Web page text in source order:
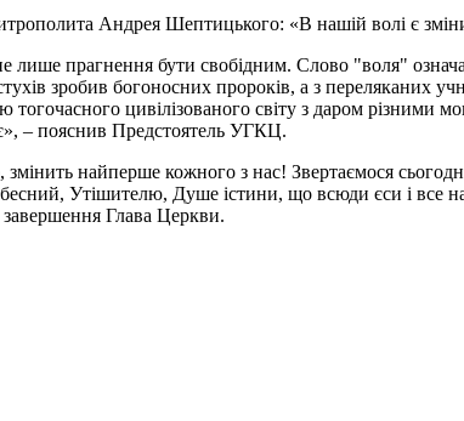
Андрея Шептицького: «В нашій волі є
прагнення бути свобідним. Слово "воля"
зробив богоносних пророків, а з переляканих
цивілізованого світу з даром різними
– пояснив Предстоятель УГКЦ.
найперше кожного з нас! Звертаємося
Утішителю, Душе істини, що всюди єси і все
завершення Глава Церкви.